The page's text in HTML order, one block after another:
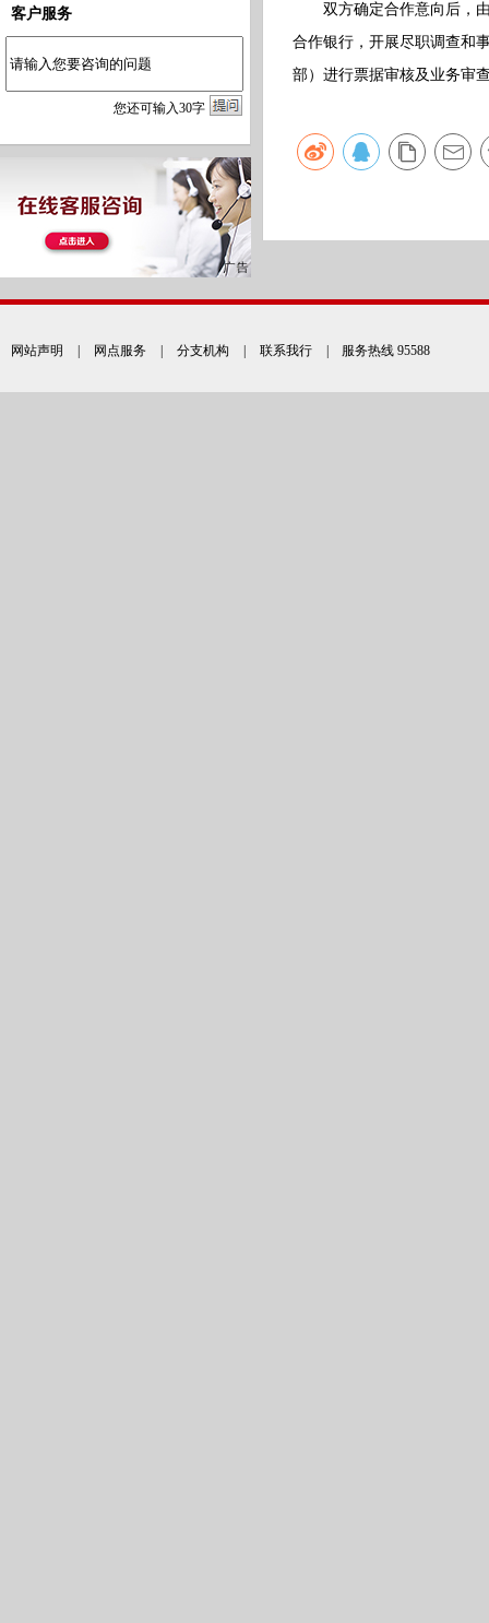
客户服务
您还可输入30字
双方确定合作意向后，
合作银行，开展尽职调查和
部）进行票据审核及业务审
网站声明 网点服务 分支机构 联系我行 | 服务热线 95588